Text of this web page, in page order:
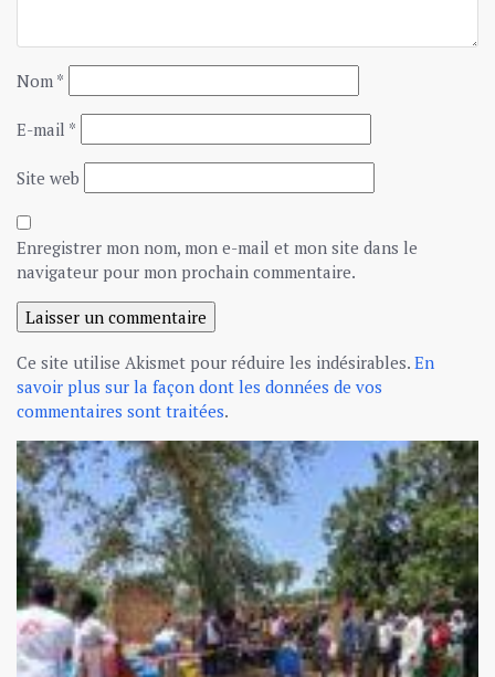
Nom *
E-mail *
Site web
Enregistrer mon nom, mon e-mail et mon site dans le
navigateur pour mon prochain commentaire.
Ce site utilise Akismet pour réduire les indésirables. En
savoir plus sur la façon dont les données de vos
commentaires sont traitées.